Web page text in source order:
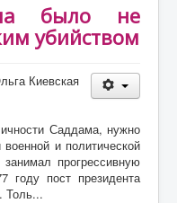
было не
убийством
Киевская
Саддама, нужно
и политической
прогрессивную
году пост президента
Толь...